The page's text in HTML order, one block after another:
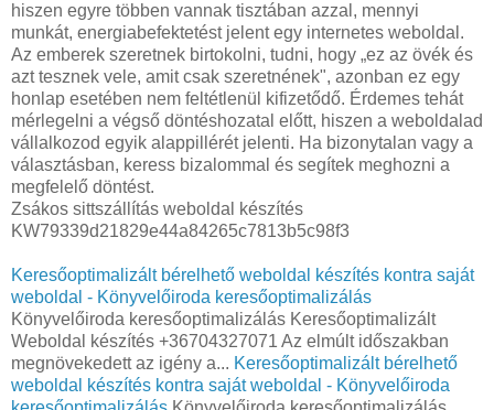
hiszen egyre többen vannak tisztában azzal, mennyi
munkát, energiabefektetést jelent egy internetes weboldal.
Az emberek szeretnek birtokolni, tudni, hogy „ez az övék és
azt tesznek vele, amit csak szeretnének", azonban ez egy
honlap esetében nem feltétlenül kifizetődő. Érdemes tehát
mérlegelni a végső döntéshozatal előtt, hiszen a weboldalad
vállalkozod egyik alappillérét jelenti. Ha bizonytalan vagy a
választásban, keress bizalommal és segítek meghozni a
megfelelő döntést.
Zsákos sittszállítás weboldal készítés
KW79339d21829e44a84265c7813b5c98f3
Keresőoptimalizált bérelhető weboldal készítés kontra saját
weboldal - Könyvelőiroda keresőoptimalizálás
Könyvelőiroda keresőoptimalizálás Keresőoptimalizált
Weboldal készítés +36704327071 Az elmúlt időszakban
megnövekedett az igény a... Keresőoptimalizált bérelhető
weboldal készítés kontra saját weboldal - Könyvelőiroda